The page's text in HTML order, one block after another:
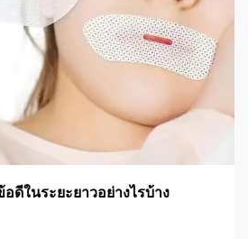
ดีในระยะยาวอย่างไรบ้าง